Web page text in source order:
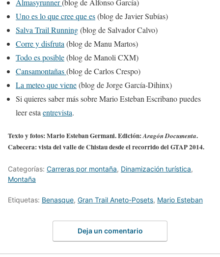
Almasyrunner(blog de Alfonso García)
Uno es lo que cree que es(blog de Javier Subías)
Salva Trail Running(blog de Salvador Calvo)
Corre y disfruta (blog de Manu Martos)
Todo es posible(blog de Manoli CXM)
Cansamontañas(blog de Carlos Crespo)
La meteo que viene(blog de Jorge García-Dihinx)
Si quieres saber más sobre Mario Esteban Escribano puedes
leer esta entrevista.
Texto y fotos:Mario Esteban Germani. Edición:Aragón Documenta.
Cabecera: vista del valle de Chistau desde el recorrido del GTAP 2014.
Categorías: Carreras por montaña, Dinamización turística,
Montaña
Etiquetas: Benasque, Gran Trail Aneto-Posets, Mario Esteban
Deja un comentario